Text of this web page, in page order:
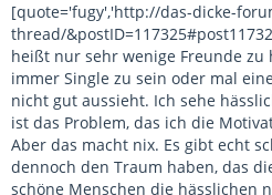
[quote='fugy','http://das-dicke-
thread/
heißt nur sehr wenige Freunde zu
immer Single zu sein oder mal
nicht gut aussieht. Ich sehe
ist das Problem, das ich die
Aber das macht nix. Es gibt echt
dennoch den Traum haben, das
schöne Menschen die hässlichen